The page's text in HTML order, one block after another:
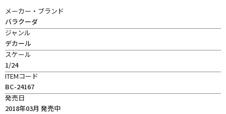
メーカー・ブランド
バラクーダ
ジャンル
デカール
スケール
1/24
ITEMコード
BC-24167
発売日
2018年03月 発売中